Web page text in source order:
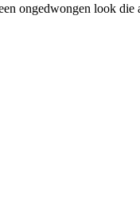
ongedwongen look die